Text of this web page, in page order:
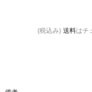
(税込み) 送料はチ